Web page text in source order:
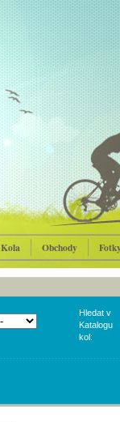
Kola Obchody
Hledat v
Katalogu
kol: